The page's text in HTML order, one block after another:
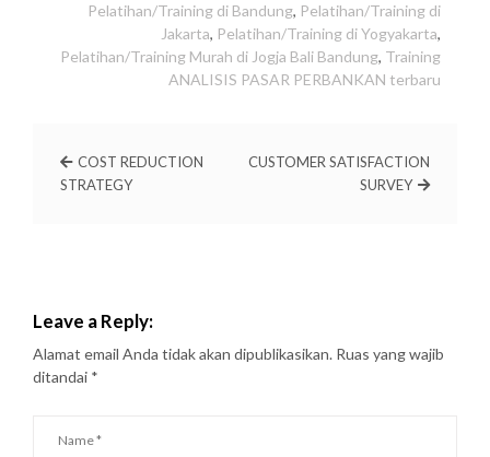
Pelatihan/Training di Bandung, Pelatihan/Training di
Jakarta, Pelatihan/Training di Yogyakarta,
Pelatihan/Training Murah di Jogja Bali Bandung, Training
ANALISIS PASAR PERBANKAN terbaru
COST REDUCTION
STRATEGY
CUSTOMER SATISFACTION
SURVEY
Leave a Reply:
Alamat email Anda tidak akan dipublikasikan. Ruas yang wajib
ditandai *